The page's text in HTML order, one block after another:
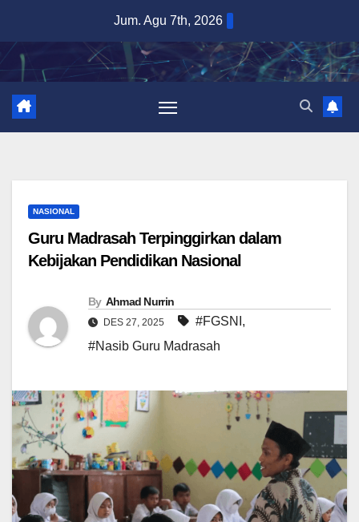
content
Jum. Agu 7th, 2026
NASIONAL
Guru Madrasah Terpinggirkan dalam
Kebijakan Pendidikan Nasional
By Ahmad Nurrin
DES 27, 2025 #FGSNI ,
#Nasib Guru Madrasah